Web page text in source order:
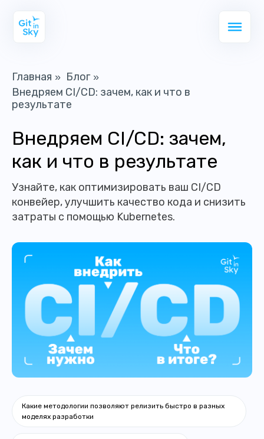
Главная » Блог »
Внедряем CI/CD: зачем, как и что в
результате
Внедряем CI/CD: зачем,
как и что в результате
Узнайте, как оптимизировать ваш CI/CD
конвейер, улучшить качество кода и снизить
затраты с помощью Kubernetes.
Какие методологии позволяют релизить быстро в разных
моделях разработки